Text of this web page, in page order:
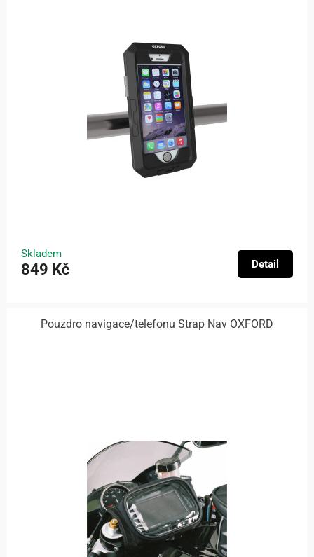
Skladem
849 Kč Detail
Pouzdro navigace/telefonu Strap Nav OXFORD